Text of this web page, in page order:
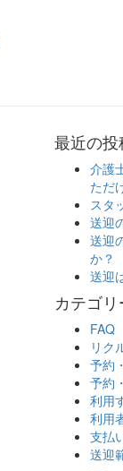
最近の投
介護
ただ
スタ
送迎
送迎
か？
送迎
カテゴリ
FAQ
リク
予約
予約
利用
利用
支払
送迎